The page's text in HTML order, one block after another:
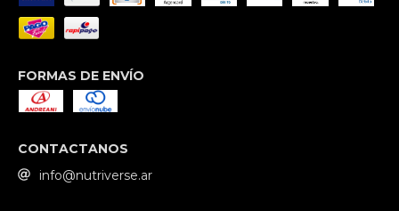
FORMAS DE ENVÍO
CONTACTANOS
info@nutriverse.ar